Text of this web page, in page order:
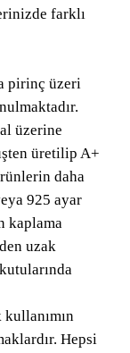
farklı
pirinç üzeri
üzerine
üretilip A+
daha
925 ayar
kaplama
uzak
Hepsi